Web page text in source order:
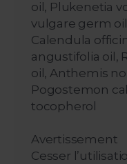
oil, Plukenetia
vulgare germ
Calendula
angustifolia oil,
oil, Anthemis
Pogostemon
tocopherol
Avertissement
Cesser